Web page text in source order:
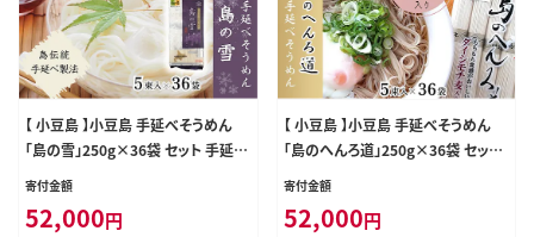
【 小豆島 】小豆島 手延べそうめん
「島の雪」250g×36袋 セット 手延べ
そうめん 素麺 麺 麺類 もっちり 大容
量 おすそ分け 国産 香川 香川県 土
庄 土庄町
寄付金額
52,000円
【 小豆島 】小豆島 手延べそうめん
「島のへんろ道」250g×36袋 セット
ダイシモチ麦入り そうめん 素麺 麺
麺類 もっちり 大容量 おすそ分け 健
康 国産 香川 香川県 土庄 土庄町
寄付金額
52,000円